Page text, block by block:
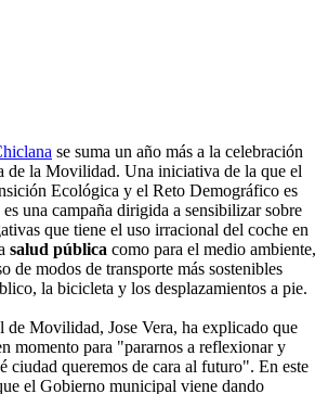
se suma un año más a la celebración
de la Movilidad. Una iniciativa de la que el
Ecológica y el Reto Demográfico es
una campaña dirigida a sensibilizar sobre
que tiene el uso irracional del coche en
salud pública como para el medio ambiente,
de modos de transporte más sostenibles
la bicicleta y los desplazamientos a pie.
de Movilidad, Jose Vera, ha explicado que
momento para "pararnos a reflexionar y
ciudad queremos de cara al futuro". En este
el Gobierno municipal viene dando